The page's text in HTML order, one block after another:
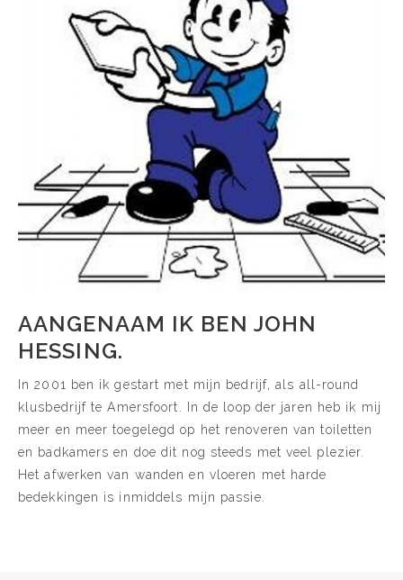
AANGENAAM IK BEN JOHN
HESSING.
In 2001 ben ik gestart met mijn bedrijf, als all-round
klusbedrijf te Amersfoort. In de loop der jaren heb ik mij
meer en meer toegelegd op het renoveren van toiletten
en badkamers en doe dit nog steeds met veel plezier.
Het afwerken van wanden en vloeren met harde
bedekkingen is inmiddels mijn passie.